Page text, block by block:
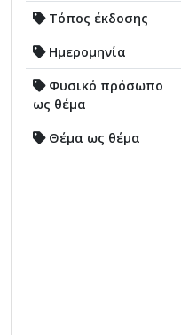
Τόπος έκδοσης
Ημερομηνία
Φυσικό πρόσωπο
ως θέμα
Θέμα ως θέμα